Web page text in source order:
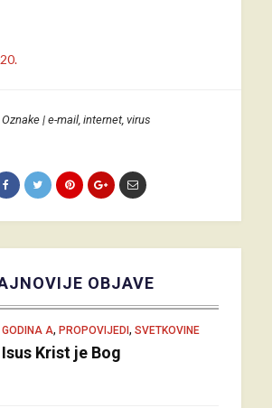
Oznake |e-mail,internet,virus
OBJAVE
GODINA A, PROPOVIJEDI , SVETKOVINE
Isus Krist je Bog